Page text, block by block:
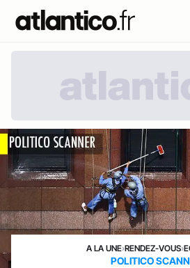
A LA UNE›RENDEZ-VOUS›
POLITICO